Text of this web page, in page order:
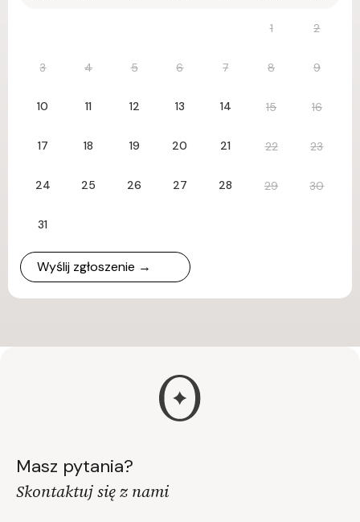
1 2
3 4 5 6 7 8 9
10 11 12 13 14 15 16
17 18 19 20 21 22 23
24 25 26 27 28 29 30
31
Wyślij zgłoszenie →
Masz pytania?
Skontaktuj się z nami